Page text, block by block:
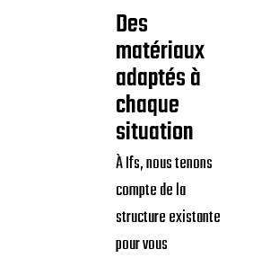
Des
matériaux
adaptés à
chaque
situation
À Ifs, nous tenons
compte de la
structure existante
pour vous